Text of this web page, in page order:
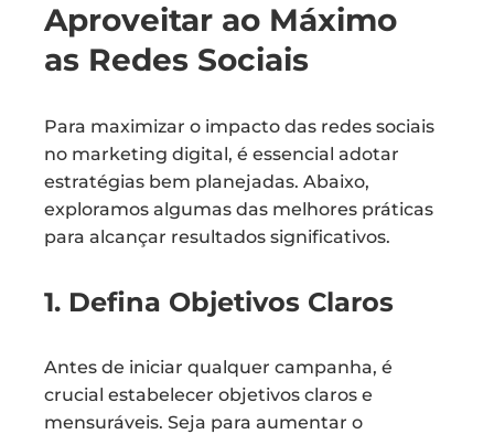
Aproveitar ao Máximo
as Redes Sociais
Para maximizar o impacto das redes sociais
no marketing digital, é essencial adotar
estratégias bem planejadas. Abaixo,
exploramos algumas das melhores práticas
para alcançar resultados significativos.
1. Defina Objetivos Claros
Antes de iniciar qualquer campanha, é
crucial estabelecer objetivos claros e
mensuráveis. Seja para aumentar o